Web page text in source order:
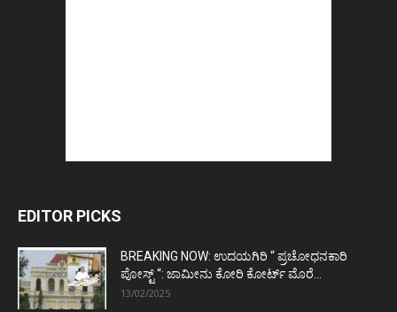
EDITOR PICKS
BREAKING NOW: ಉದಯಗಿರಿ “ ಪ್ರಚೋಧನಕಾರಿ
ಪೋಸ್ಟ್‌ “: ಜಾಮೀನು ಕೋರಿ ಕೋರ್ಟ್‌ ಮೊರೆ...
13/02/2025